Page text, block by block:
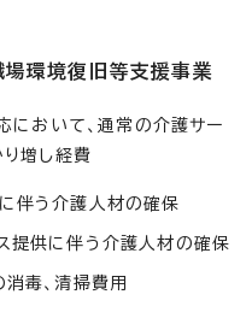
場環境復旧等支援事業
において、通常の介護サー
増し経費
伴う介護人材の確保
提供に伴う介護人材の確保
毒、清掃費用